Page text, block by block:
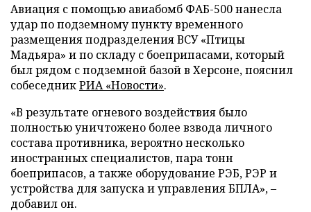
Авиация с помощью авиабомб ФАБ-500 нанесла
удар по подземному пункту временного
размещения подразделения ВСУ «Птицы
Мадьяра» и по складу с боеприпасами, который
был рядом с подземной базой в Херсоне, пояснил
собеседникРИА «Новости».
«В результате огневого воздействия было
полностью уничтожено более взвода личного
состава противника, вероятно несколько
иностранных специалистов, пара тонн
боеприпасов, а также оборудование РЭБ, РЭР и
устройства для запуска и управления БПЛА», –
добавил он.